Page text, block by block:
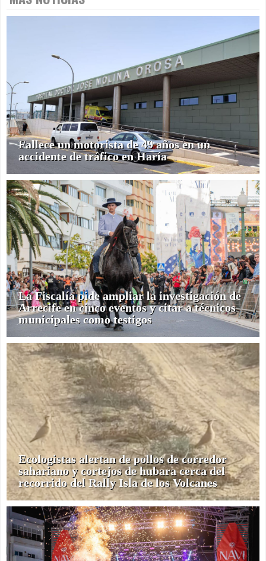
Fallece un motorista de 49 años en un
accidente de tráfico en Haría
La Fiscalía pide ampliar la investigación de
Arrecife en cinco eventos y citar a técnicos
municipales como testigos
Ecologistas alertan de pollos de corredor
sahariano y cortejos de hubara cerca del
recorrido del Rally Isla de los Volcanes